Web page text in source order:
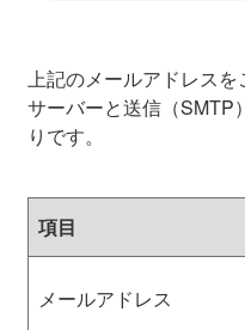
上記のメールアドレスを
サーバーと送信（SMTP
りです。
項目
メールアドレス